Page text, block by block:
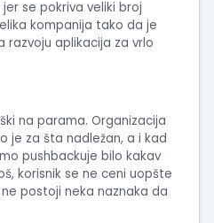
se pokriva veliki broj
kompanija tako da je
razvoju aplikacija za vrlo
na parama. Organizacija
je za šta nadležan, a i kad
pushbackuje bilo kakav
korisnik se ne ceni uopšte
postoji neka naznaka da